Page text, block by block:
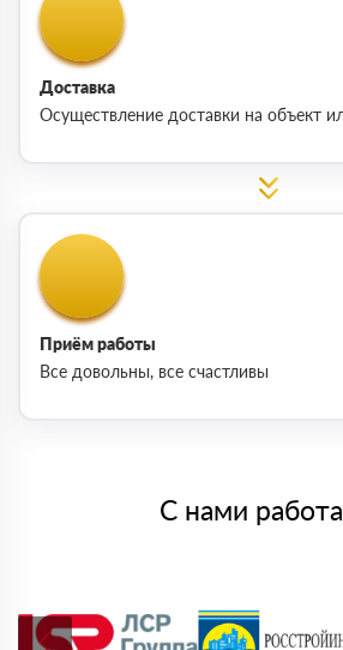
Доставка
Осуществление доставки на объект
Приём работы
Все довольны, все счастливы
С нами